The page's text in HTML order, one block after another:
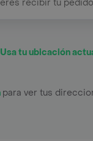
Usa tu ubicación
para ver tus